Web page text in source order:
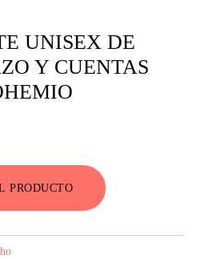
UNISEX DE
Y CUENTAS
PRODUCTO